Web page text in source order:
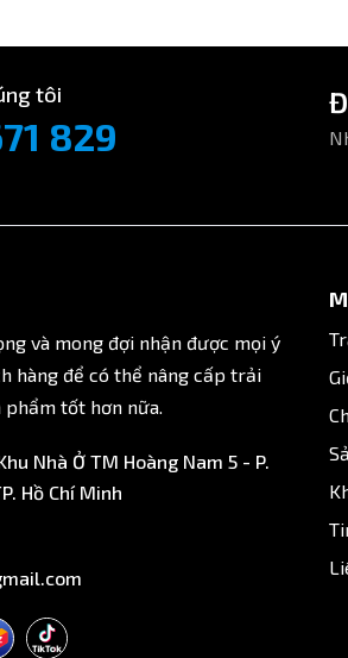
tôi
829
và mong đợi nhận được mọi ý
hàng để có thể nâng cấp trải
tốt hơn nữa.
Nhà Ở TM Hoàng Nam 5 - P.
Hồ Chí Minh